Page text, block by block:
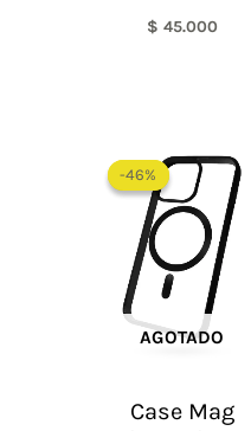
$ 45.000
-46%
AGOTADO
-46%
Case Mag
precio
original
era:
$ 65.000.